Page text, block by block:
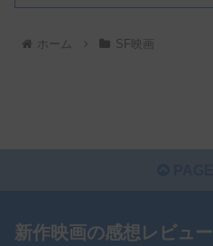
ホーム SF映画
新作映画の感想レビュー